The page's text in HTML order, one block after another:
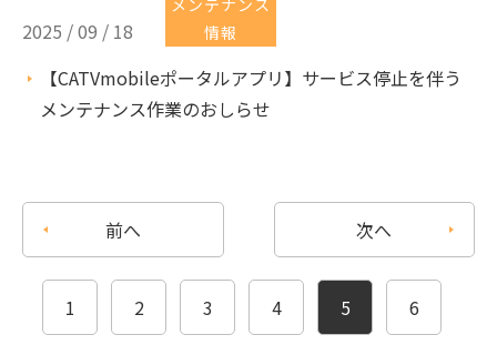
2025 / 09 / 18
メンテナンス
情報
【CATVmobileポータルアプリ】サービス停止を伴う
メンテナンス作業のおしらせ
前へ
1 2 3 4 5 6
次へ